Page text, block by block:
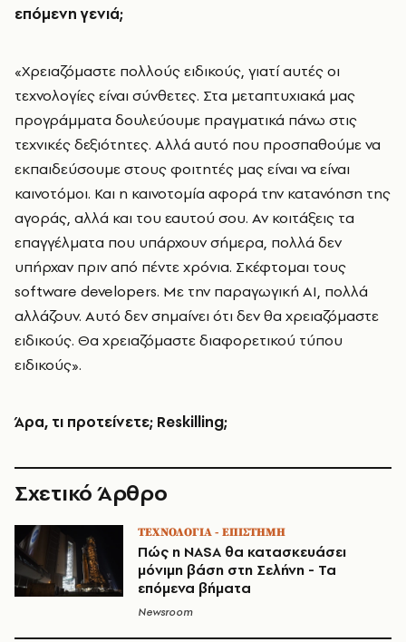
επόμενη γενιά;
«Χρειαζόμαστε πολλούς ειδικούς, γιατί αυτές οι
τεχνολογίες είναι σύνθετες. Στα μεταπτυχιακά μας
προγράμματα δουλεύουμε πραγματικά πάνω στις
τεχνικές δεξιότητες. Αλλά αυτό που προσπαθούμε να
εκπαιδεύσουμε στους φοιτητές μας είναι να είναι
καινοτόμοι. Και η καινοτομία αφορά την κατανόηση της
αγοράς, αλλά και του εαυτού σου. Αν κοιτάξεις τα
επαγγέλματα που υπάρχουν σήμερα, πολλά δεν
υπήρχαν πριν από πέντε χρόνια. Σκέφτομαι τους
software developers. Με την παραγωγική ΑΙ, πολλά
αλλάζουν. Αυτό δεν σημαίνει ότι δεν θα χρειαζόμαστε
ειδικούς. Θα χρειαζόμαστε διαφορετικού τύπου
ειδικούς».
Άρα, τι προτείνετε; Reskilling;
Σχετικό Άρθρο
ΤΕΧΝΟΛΟΓΙΑ - ΕΠΙΣΤΗΜΗ
Πώς η NASA θα κατασκευάσει
μόνιμη βάση στη Σελήνη - Τα
επόμενα βήματα
Newsroom